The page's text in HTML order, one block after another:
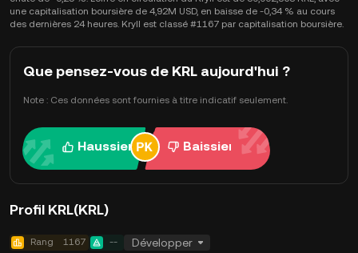
une capitalisation boursière de 4,92M USD, en baisse de -0,34 % au cours
des dernières 24 heures. Kryll est classé #1167 par capitalisation boursière.
Que pensez-vous de KRL aujourd'hui ?
Note : Ces données sont fournies à titre indicatif seulement.
Haussier Baissier
Profil KRL(KRL)
Rang 1167 -- Développer